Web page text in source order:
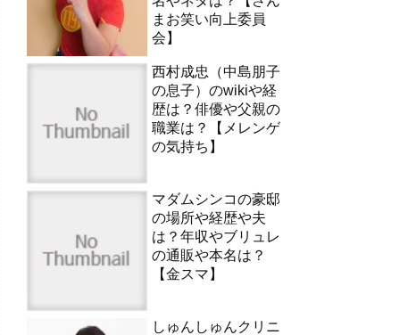
まお笑い向上委員
会】
西村成忠（中島朋子
の息子）のwikiや経
歴は？俳優や父親の
職業は？【メレンゲ
の気持ち】
マダムシンコの豪邸
の場所や経歴や夫
は？年収やブリュレ
の通販や本名は？
【金スマ】
しゅんしゅんクリニ